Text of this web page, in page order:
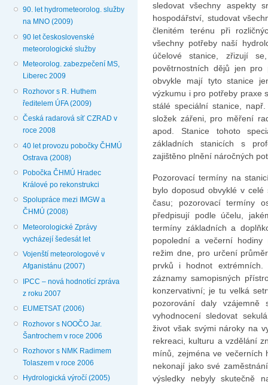
90. let hydrometeorolog. služby
na MNO (2009)
90 let československé
meteorologické služby
Meteorolog. zabezpečení MS,
Liberec 2009
Rozhovor s R. Huthem
ředitelem ÚFA (2009)
Česká radarová síť CZRAD v
roce 2008
40 let provozu pobočky ČHMÚ
Ostrava (2008)
Pobočka ČHMÚ Hradec
Králové po rekonstrukci
Spolupráce mezi IMGW a
ČHMÚ (2008)
Meteorologické Zprávy
vycházejí šedesát let
Vojenští meteorologové v
Afganistánu (2007)
IPCC – nová hodnotící zpráva
z roku 2007
EUMETSAT (2006)
Rozhovor s NOOČO Jar.
Šantrochem v roce 2006
Rozhovor s NMK Radimem
Tolaszem v roce 2006
Hydrologická výročí (2005)
sledovat všechny aspekty
hospodářství, studovat
členitém terénu při
všechny potřeby naší
účelové stanice, zřizují
povětrnostních dějů jen pro
obvykle mají tyto stanice
výzkumu i pro potřeby praxe
stálé speciální stanice,
složek zářeni, pro měření
apod. Stanice tohoto
základních stanicích s
zajištěno plnění náročných
Pozorovací termíny na
bylo doposud obvyklé v
času; pozorovací termíny
předpisují podle účelu,
termíny základních a
popolední a ve­černí hodiny
režim dne, pro určení
prvků i hodnot
záznamy samopisných
konzervativní; je tu velká
pozorování daly vzájemně
vyhodnocení sledovat
život však svými nároky na
rekreaci, kulturu a vzdělání
mínů, zejména ve večerních
nekonají jako své
výsledky nebyly skutečně